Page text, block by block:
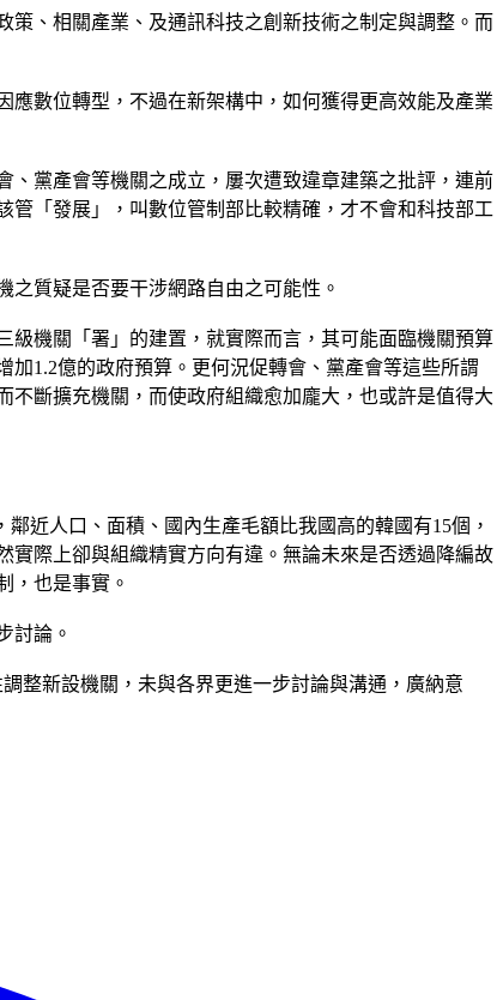
策、相關產業、及通訊科技之創新技術之制定與調整。而
數位轉型，不過在新架構中，如何獲得更高效能及產業
、黨產會等機關之成立，屢次遭致違章建築之批評，連前
「發展」，叫數位管制部比較精確，才不會和科技部工
質疑是否要干涉網路自由之可能性。
級機關「署」的建置，就實際而言，其可能面臨機關預算
1.2億的政府預算。更何況促轉會、黨產會等這些所謂
斷擴充機關，而使政府組織愈加龐大，也或許是值得大
近人口、面積、國內生產毛額比我國高的韓國有15個，
實際上卻與組織精實方向有違。無論未來是否透過降編故
，也是事實。
討論。
整新設機關，未與各界更進一步討論與溝通，廣納意